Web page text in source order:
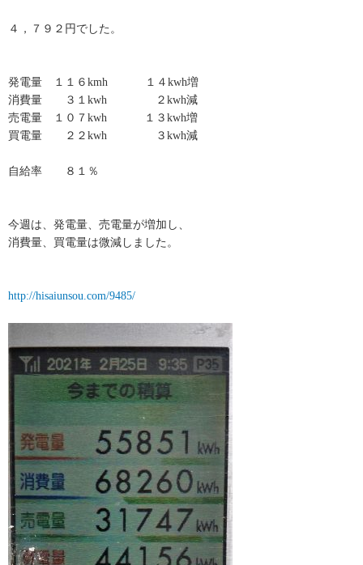
４，７９２円でした。
発電量 １１６kmh １４kwh増
消費量 ３１kwh ２kwh減
売電量 １０７kwh １３kwh増
買電量 ２２kwh ３kwh減
自給率 ８１％
今週は、発電量、売電量が増加し、
消費量、買電量は微減しました。
http://hisaiunsou.com/9485/